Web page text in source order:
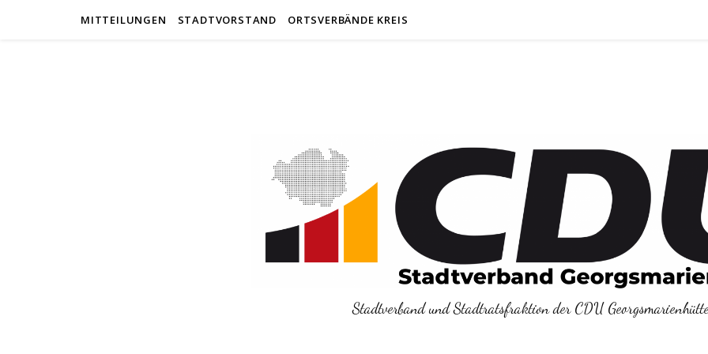
MITTEILUNGEN STADTVORSTAND ORTSVERBÄNDE KREIS
Stadtverband und Stadtratsfraktion der CDU